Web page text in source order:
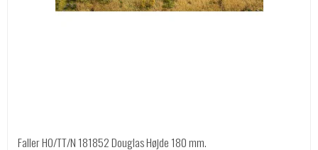
Faller HO/TT/N 181852 Douglas Højde 180 mm.